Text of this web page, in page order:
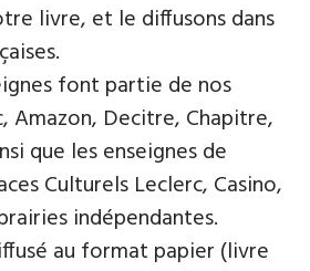
livre, et le diffusons dans
font partie de nos
Amazon, Decitre, Chapitre,
que les enseignes de
Culturels Leclerc, Casino,
indépendantes.
au format papier (livre